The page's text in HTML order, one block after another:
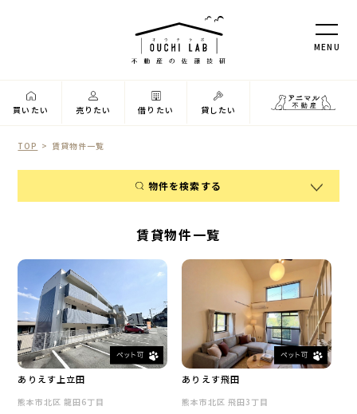
MEN U
買いたい 売りたい 借りたい 貸したい
TOP 賃貸物件一覧
物件を検索する
戸建・タウンハウス
駐車場
テナント
エリア
熊本市東区
熊本市中央区
熊本市北区
賃貸物件一覧
ありえす上立田
熊本市北区 龍田6丁目
ありえす飛田
熊本市北区 飛田3丁目